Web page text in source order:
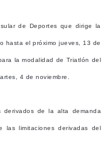
de Deportes que dirige la
hasta el próximo jueves, 13 de
la modalidad de Triatlón del
4 de noviembre.
derivados de la alta demanda
las limitaciones derivadas del